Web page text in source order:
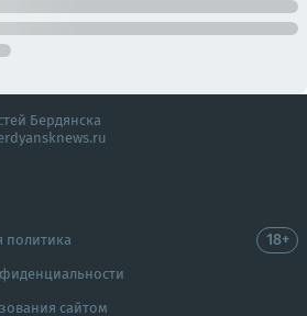
Бердянска
политика
сайтом
18+